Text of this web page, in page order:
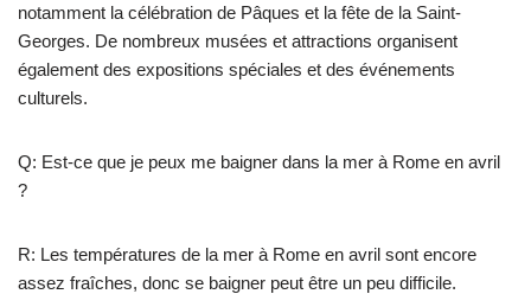
notamment la célébration de Pâques et la fête de la Saint-
Georges. De nombreux musées et attractions organisent
également des expositions spéciales et des événements
culturels.
Q: Est-ce que je peux me baigner dans la mer à Rome en avril
?
R: Les températures de la mer à Rome en avril sont encore
assez fraîches, donc se baigner peut être un peu difficile.